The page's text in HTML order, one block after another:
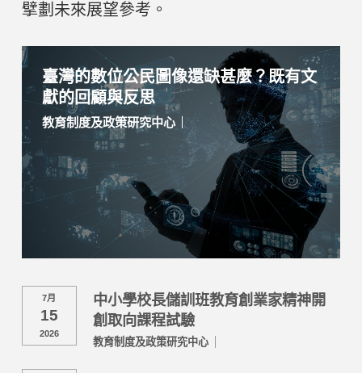
擘劃未來展望參考。
臺灣的數位公民圖像還缺甚麼？既有文
獻的回顧與反思
教育制度及政策研究中心
7月
15
2026
中小學校長儲訓班教育創業家精神開
創取向課程試驗
教育制度及政策研究中心